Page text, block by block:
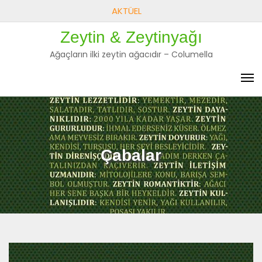
to
AKTÜEL
Zeytin & Zeytinyağı
Ağaçların ilki zeytin ağacıdır – Columella
Çabalar